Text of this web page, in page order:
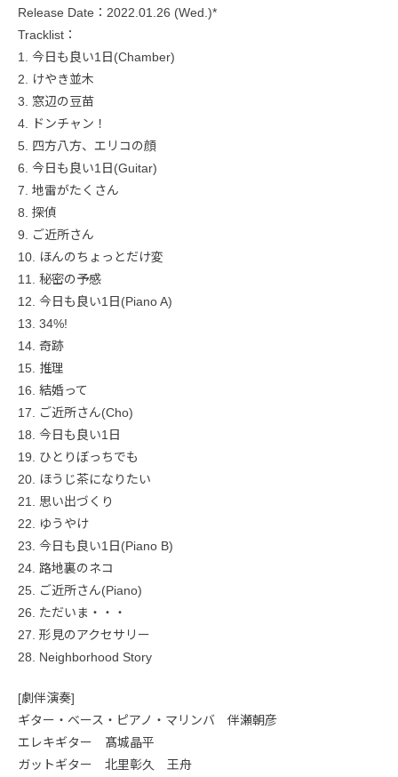
Release Date：2022.01.26 (Wed.)*
Tracklist：
1. 今日も良い1日(Chamber)
2. けやき並木
3. 窓辺の豆苗
4. ドンチャン！
5. 四方八方、エリコの顔
6. 今日も良い1日(Guitar)
7. 地雷がたくさん
8. 探偵
9. ご近所さん
10. ほんのちょっとだけ変
11. 秘密の予感
12. 今日も良い1日(Piano A)
13. 34%!
14. 奇跡
15. 推理
16. 結婚って
17. ご近所さん(Cho)
18. 今日も良い1日
19. ひとりぼっちでも
20. ほうじ茶になりたい
21. 思い出づくり
22. ゆうやけ
23. 今日も良い1日(Piano B)
24. 路地裏のネコ
25. ご近所さん(Piano)
26. ただいま・・・
27. 形見のアクセサリー
28. Neighborhood Story
[劇伴演奏]
ギター・ベース・ピアノ・マリンバ 伴瀬朝彦
エレキギター 髙城晶平
ガットギター 北里彰久 王舟